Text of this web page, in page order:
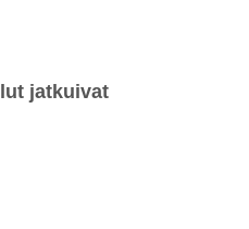
jatkuivat